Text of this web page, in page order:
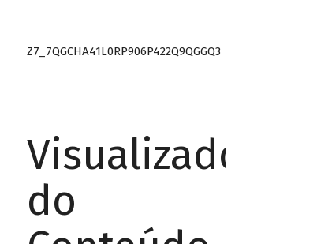
Z7_7QGCHA41L0RP906P422Q9QGGQ3
Visualizador
do